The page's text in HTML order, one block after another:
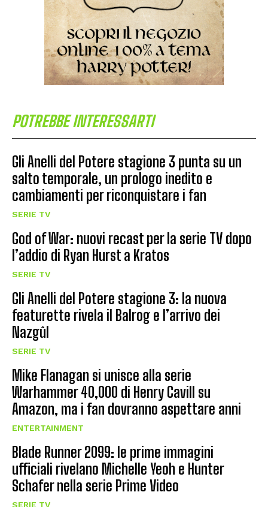
POTREBBE INTERESSARTI
Gli Anelli del Potere stagione 3 punta su un
salto temporale, un prologo inedito e
cambiamenti per riconquistare i fan
SERIE TV
God of War: nuovi recast per la serie TV dopo
l’addio di Ryan Hurst a Kratos
SERIE TV
Gli Anelli del Potere stagione 3: la nuova
featurette rivela il Balrog e l’arrivo dei
Nazgûl
SERIE TV
Mike Flanagan si unisce alla serie
Warhammer 40,000 di Henry Cavill su
Amazon, ma i fan dovranno aspettare anni
ENTERTAINMENT
Blade Runner 2099: le prime immagini
ufficiali rivelano Michelle Yeoh e Hunter
Schafer nella serie Prime Video
SERIE TV